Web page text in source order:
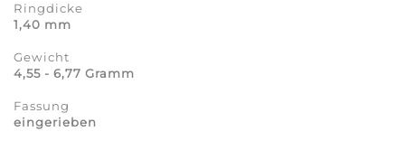
Ringdicke
1,40 mm
Gewicht
4,55 - 6,77 Gramm
Fassung
eingerieben